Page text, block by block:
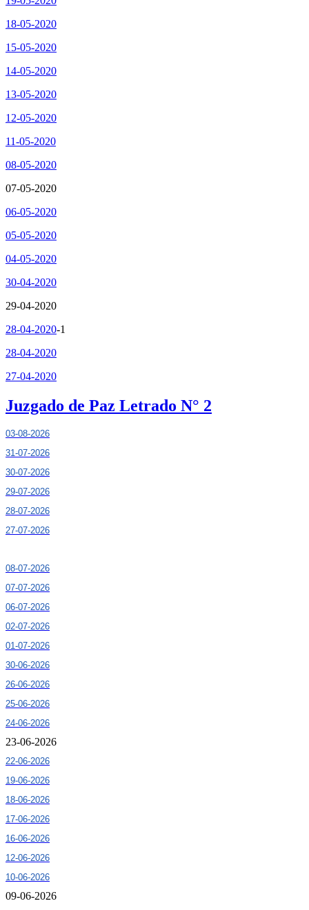
18-05-2020
15-05-2020
14-05-2020
13-05-2020
12-05-2020
11-05-2020
08-05-2020
07-05-2020
06-05-2020
05-05-2020
04-05-2020
30-04-2020
29-04-2020
28-04-2020-1
28-04-2020
27-04-2020
Juzgado de Paz Letrado N° 2
03-08-2026
31-07-2026
30-07-2026
29-07-2026
28-07-2026
27-07-2026
08-07-2026
07-07-2026
06-07-2026
02-07-2026
01-07-2026
30-06-2026
26-06-2026
25-06-2026
24-06-2026
23-06-2026
22-06-2026
19-06-2026
18-06-2026
17-06-2026
16-06-2026
12-06-2026
10-06-2026
09-06-2026